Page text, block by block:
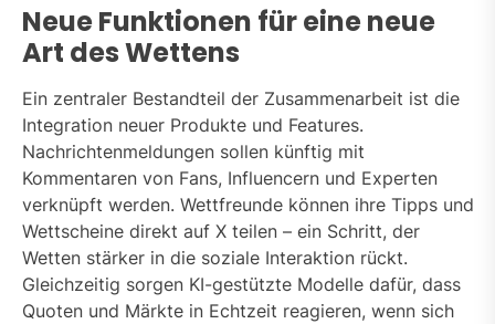
Neue Funktionen für eine neue
Art des Wettens
Ein zentraler Bestandteil der Zusammenarbeit ist die
Integration neuer Produkte und Features.
Nachrichtenmeldungen sollen künftig mit
Kommentaren von Fans, Influencern und Experten
verknüpft werden. Wettfreunde können ihre Tipps und
Wettscheine direkt auf X teilen – ein Schritt, der
Wetten stärker in die soziale Interaktion rückt.
Gleichzeitig sorgen KI-gestützte Modelle dafür, dass
Quoten und Märkte in Echtzeit reagieren, wenn sich